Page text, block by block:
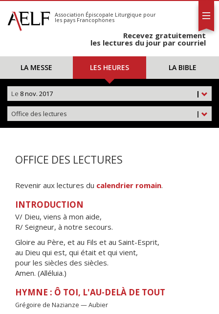
S'abonner
Calendrier
Association Épiscopale Liturgique pour
les pays Francophones
Recevez gratuitement
les lectures du jour par courriel
LA MESSE LES HEURES LA BIBLE
|
Le 8 nov. 2017
|
Office des lectures
OFFICE DES LECTURES
Revenir aux lectures du calendrier romain.
INTRODUCTION
V/ Dieu, viens à mon aide,
R/ Seigneur, à notre secours.
Gloire au Père, et au Fils et au Saint-Esprit,
au Dieu qui est, qui était et qui vient,
pour les siècles des siècles.
Amen. (Alléluia.)
HYMNE : Ô TOI, L'AU-DELÀ DE TOUT
Grégoire de Nazianze — Aubier